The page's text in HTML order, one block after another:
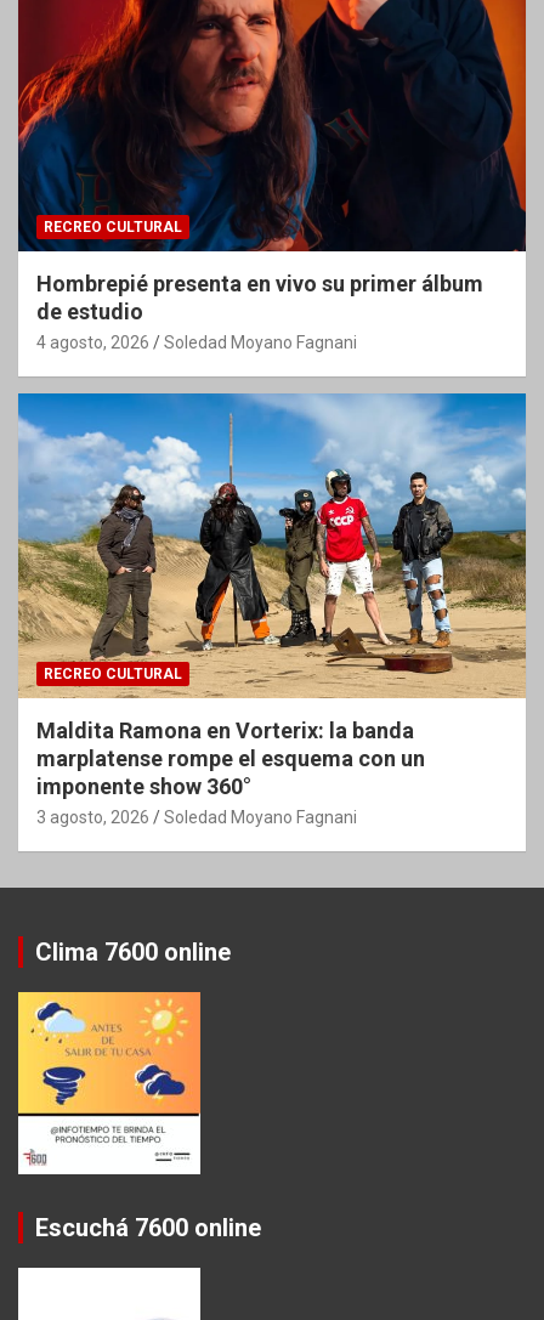
RECREO CULTURAL
Hombrepié presenta en vivo su primer álbum
de estudio
4 agosto, 2026 Soledad Moyano Fagnani
RECREO CULTURAL
Maldita Ramona en Vorterix: la banda
marplatense rompe el esquema con un
imponente show 360°
3 agosto, 2026 Soledad Moyano Fagnani
Clima 7600 online
Escuchá 7600 online